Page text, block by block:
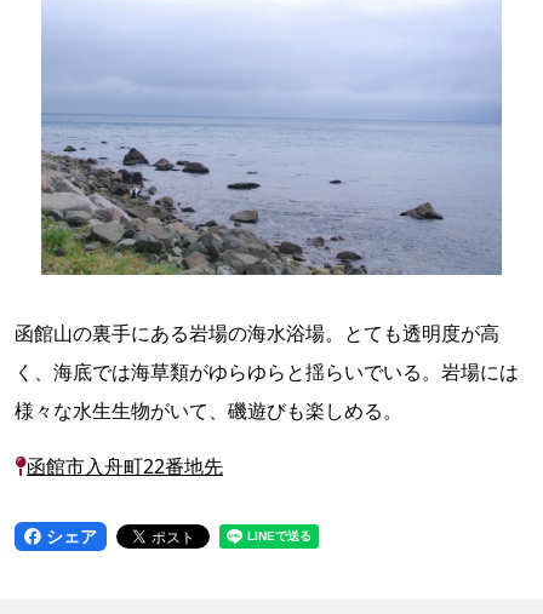
函館山の裏手にある岩場の海水浴場。とても透明度が高
く、海底では海草類がゆらゆらと揺らいでいる。岩場には
様々な水生生物がいて、磯遊びも楽しめる。
函館市入舟町22番地先
シェア